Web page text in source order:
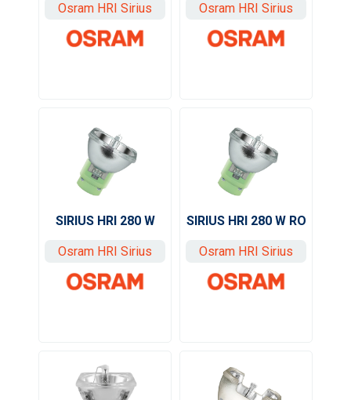
Osram HRI Sirius Osram HRI Sirius
SIRIUS HRI 280 W
Osram HRI Sirius
SIRIUS HRI 280 W RO
Osram HRI Sirius